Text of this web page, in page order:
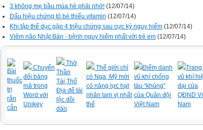
3 không mẹ bầu mùa hè phải nhớ! (12/07/14)
Dấu hiệu chứng tỏ bé thiếu vitamin (12/07/14)
Khi tập thể dục gặp 4 triệu chứng sau cực kỳ nguy hiểm (12/07/14)
Viêm não Nhật Bản - bệnh nguy hiểm nhất với trẻ em (12/07/14)
Bài
thuốc
trị
rắn
cắn
Chuyển
đổi bảng
mã trong
Word với
Unikey
Thờ
Thần
Tài,Thổ
Địa để tài
lộc dồi
dào
Thế giới chỉ
có Nga, Mỹ mới
có năng lực hạt
nhân tam vị nhất
thể
Điểm danh
vũ khí chống
tàu “khủng”
của Quân đội
Việt Nam
Trang
vũ khí
đại của
QĐND
Nam